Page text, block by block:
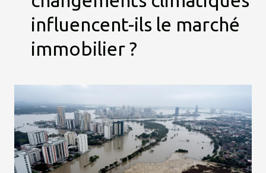
influencent-ils le marché
immobilier ?